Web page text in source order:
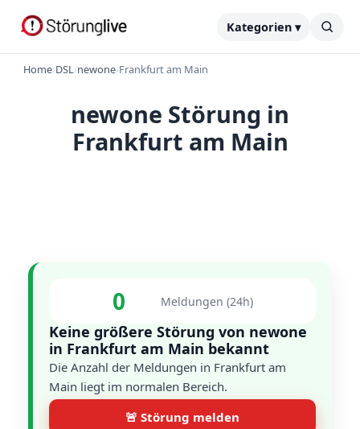
Kategorien ▾
Home›DSL›newone›Frankfurt am Main
newone Störung in
Frankfurt am Main
0 Meldungen (24h)
Keine größere Störung von newone
in Frankfurt am Main bekannt
Die Anzahl der Meldungen in Frankfurt am
Main liegt im normalen Bereich.
🚨 Störung melden